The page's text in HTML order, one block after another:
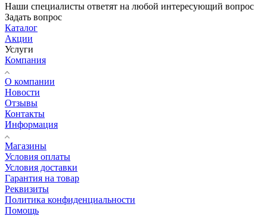
Наши специалисты ответят на любой интересующий вопрос
Задать вопрос
Каталог
Акции
Услуги
Компания
О компании
Новости
Отзывы
Контакты
Информация
Магазины
Условия оплаты
Условия доставки
Гарантия на товар
Реквизиты
Политика конфиденциальности
Помощь